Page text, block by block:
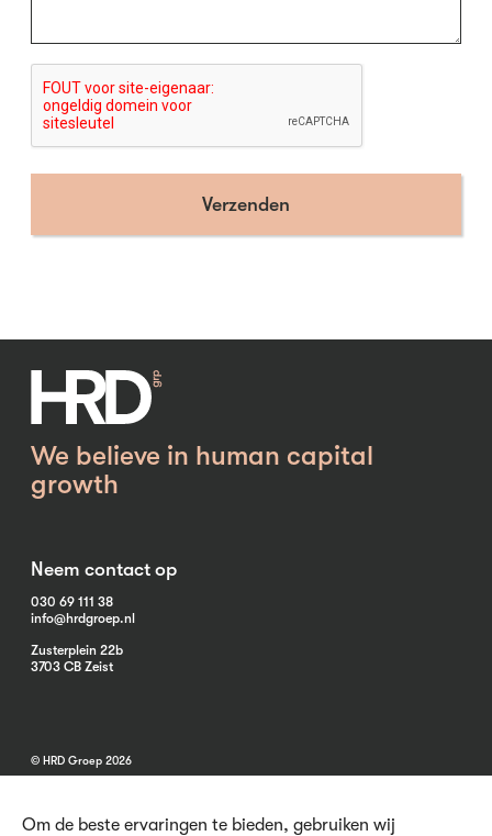
Om de beste ervaringen te bieden, gebruiken wij
We believe in human capital
growth
Neem contact op
030 69 111 38
info@hrdgroep.nl
Zusterplein 22b
3703 CB Zeist
© HRD Groep 2026